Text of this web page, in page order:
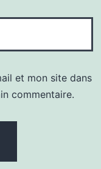
et mon site dans
commentaire.